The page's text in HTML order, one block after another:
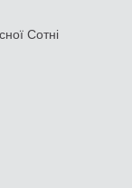
Сотні